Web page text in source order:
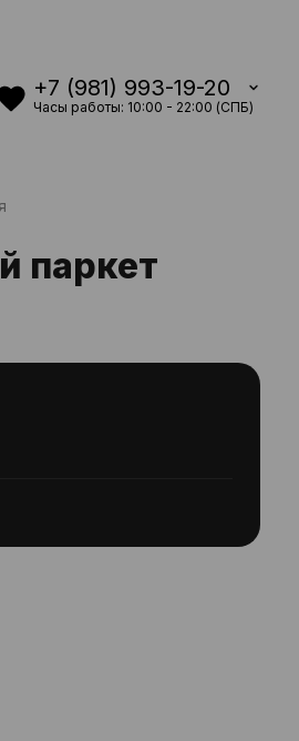
+7 (981) 993-19-20
Часы работы: 10:00 - 22:00 (СПБ)
паркет